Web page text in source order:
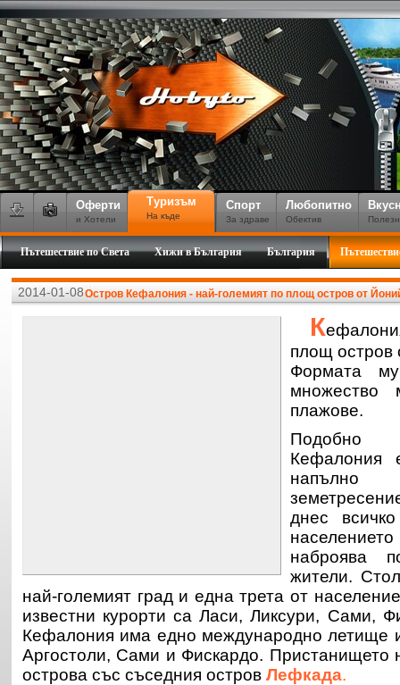
Оферти
и Хотели
Туризъм
На къде
Спорт
За здраве
Любопитно
Обектив
Пътешествие по Света Хижи в България България
2014-01-08Остров Кефалония - най-големият по площ остров от
К
площ остров
Формата
множество
плажове.
Кефалония
днес
наброява
жители.
най-големият град и една трета от
известни курорти са Ласи, Ликсури, Сами,
Кефалония има едно международно летище
Аргостоли, Сами и Фискардо. Пристанището
острова със съседния остров Лефкада.